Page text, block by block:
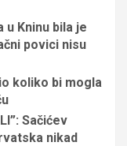
u Kninu bila je
povici nisu
koliko bi mogla
Sačićev
nikad